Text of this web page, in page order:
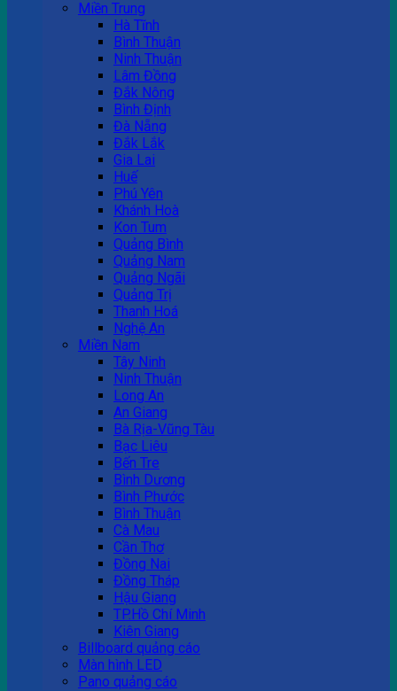
Miền Trung
Hà Tĩnh
Bình Thuận
Ninh Thuận
Lâm Đồng
Đắk Nông
Bình Định
Đà Nẵng
Đắk Lắk
Gia Lai
Huế
Phú Yên
Khánh Hoà
Kon Tum
Quảng Bình
Quảng Nam
Quảng Ngãi
Quảng Trị
Thanh Hoá
Nghệ An
Miền Nam
Tây Ninh
Ninh Thuận
Long An
An Giang
Bà Rịa-Vũng Tàu
Bạc Liêu
Bến Tre
Bình Dương
Bình Phước
Bình Thuận
Cà Mau
Cần Thơ
Đồng Nai
Đồng Tháp
Hậu Giang
TP.Hồ Chí Minh
Kiên Giang
Billboard quảng cáo
Màn hình LED
Pano quảng cáo